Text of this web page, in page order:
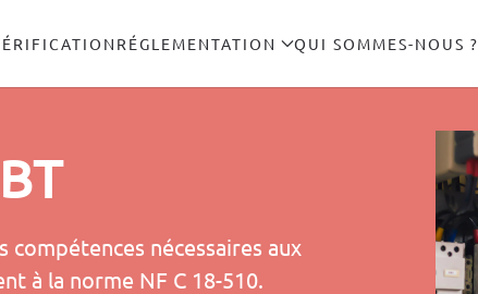
RÉGLEMENTATION QUI SOMMES-NOUS ?
nécessaires aux
à la norme NF C 18-510.